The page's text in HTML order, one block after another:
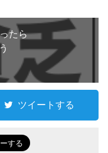
たら
ツイートする